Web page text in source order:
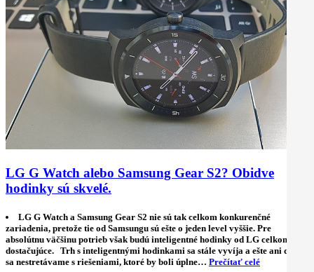
LG G Watch alebo Samsung Gear S2? Obidve
hodinky sú skvelé.
LG G Watch a Samsung Gear S2 nie sú tak celkom konkurenčné
zariadenia, pretože tie od Samsungu sú ešte o jeden level vyššie. Pre
absolútnu väčšinu potrieb však budú inteligentné hodinky od LG celkom
dostačujúce. Trh s inteligentnými hodinkami sa stále vyvíja a ešte ani dnes
sa nestretávame s riešeniami, ktoré by boli úplne… Prečítať celé